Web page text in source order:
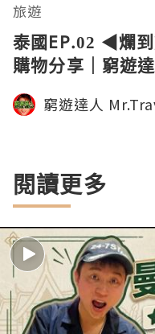
旅遊
泰國EP.02 ◀︎爛
購物分享｜窮遊
窮遊達人
閱讀更多